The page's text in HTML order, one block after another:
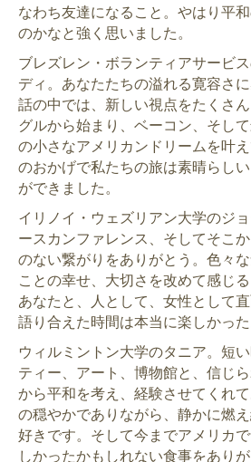
なわち友達になること。やはり平
のかなと強く思いました。
ブレズレン・ボランティアサービ
ディ。あなたたちの溢れる寛容さ
話の中では、新しい視点をたくさ
グルから始まり、ベーコン、そし
の小さなアメリカンドリームを叶
のおかげで私たちの旅は素晴らし
ができました。
イリノイ・ウェズリアン大学のジ
ースカンファレンス、そしてそこ
のない繋がりをありがとう。色々
ことの幸せ、大切さを改めて感じ
あなたと、人として、女性として
語り合えた時間は本当に楽しかった
ウィルミントン大学のタニア。短
ティー、アート、博物館と、信じ
から平和を考え、経験させてくれ
の穏やかでありながら、静かに燃
好きです。そして今までアメリカ
しかったかもしれない食事をありが